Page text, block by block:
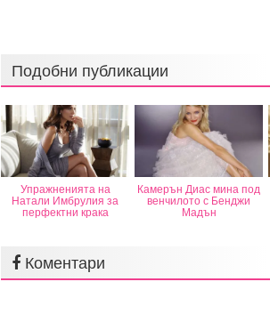
Подобни публикации
Упражненията на
Натали Имбрулия за
перфектни крака
Камерън Диас мина под
венчилото с Бенджи
Мадън
Коментари